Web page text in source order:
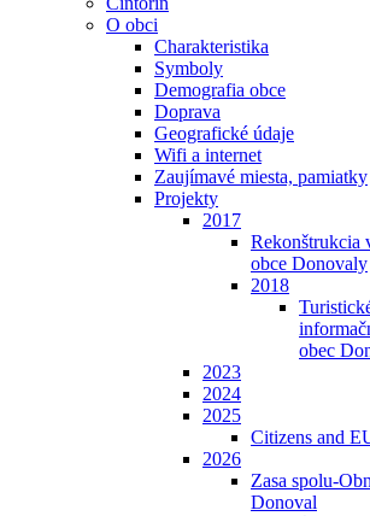
O obci
Charakteristika
Symboly
Demografia obce
Doprava
Geografické údaje
Wifi a internet
Zaujímavé miesta, pamiatky
Projekty
2017
Rekonštrukcia
obce Donovaly
2018
obec
2023
2024
2025
Citizens and
2026
Zasa spolu-
Donoval